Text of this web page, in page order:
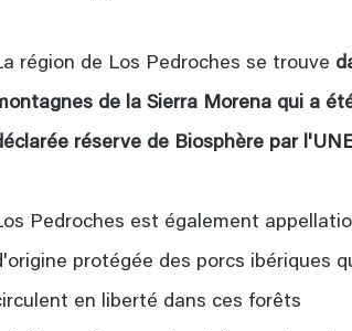
région de Los Pedroches se trouve
de la Sierra Morena qui a
réserve de Biosphère par
Pedroches est également
protégée des porcs ibériques
en liberté dans ces forêts